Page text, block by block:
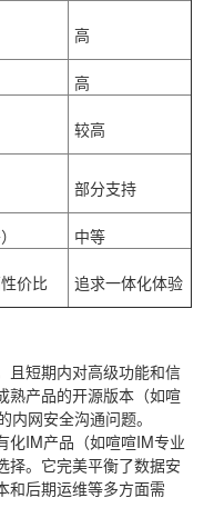
高
高
较高
部分支持
中等
价比 追求一体化体验
且短期内对高级功能和信
熟产品的开源版本（如喧
网安全沟通问题。
化IM产品（如喧喧IM专业
择。它完美平衡了数据安
和后期运维等多方面需